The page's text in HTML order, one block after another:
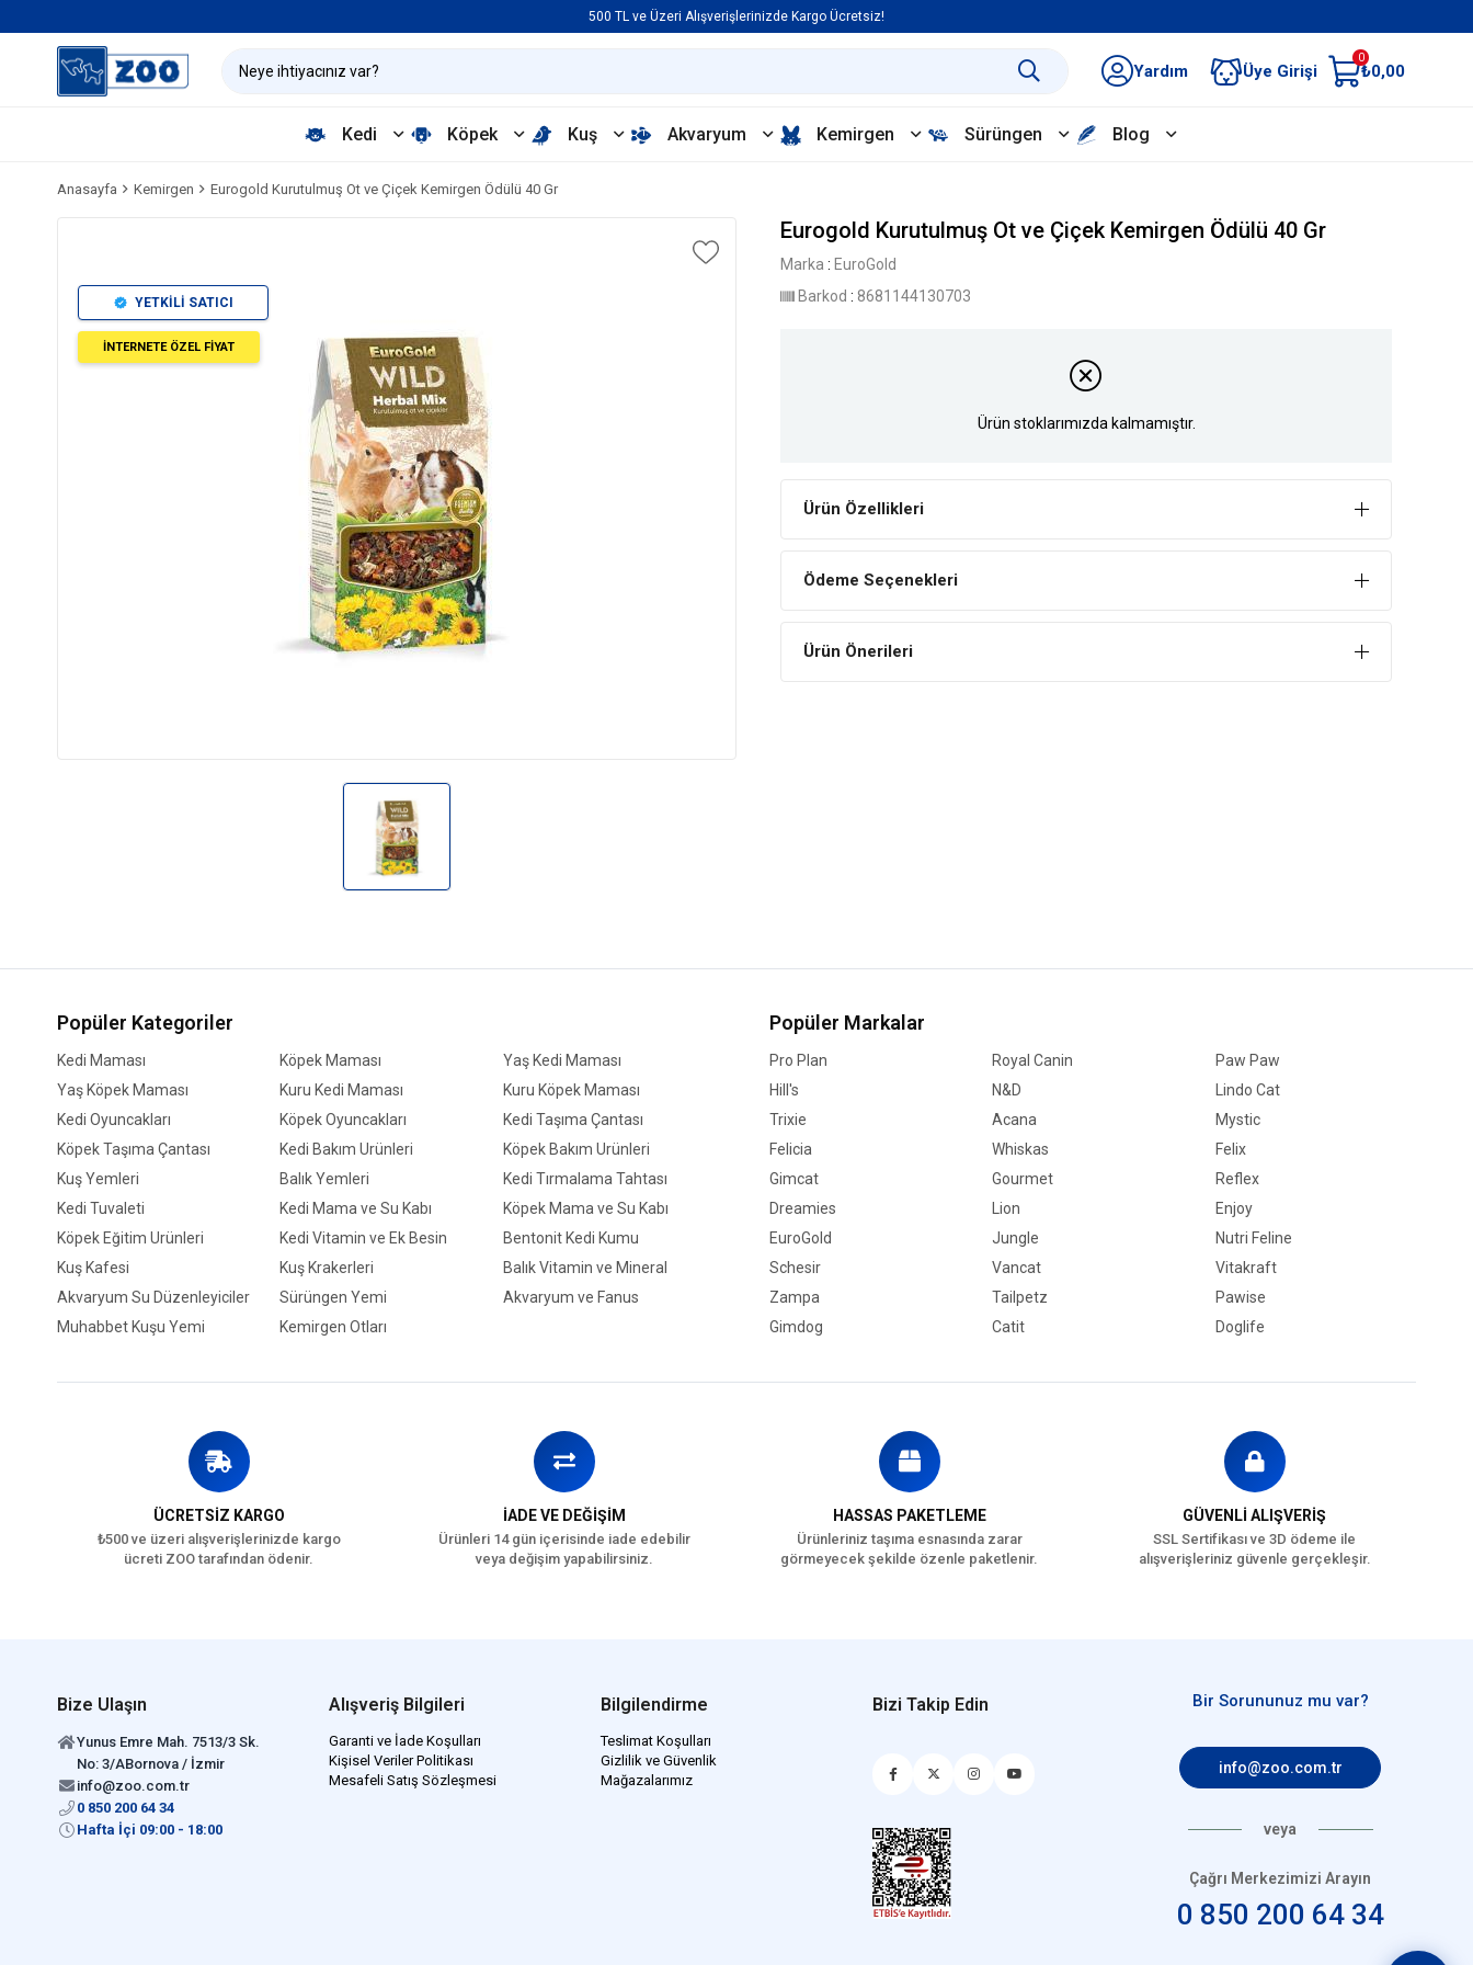
500 TL ve Üzeri Alışverişlerinizde Kargo Ücretsiz!
Yardım Üye Girişi
0
₺0,00
Kedi Köpek Kuş Akvaryum Kemirgen Sürüngen Blog
Anasayfa Kemirgen Eurogold Kurutulmuş Ot ve Çiçek Kemirgen Ödülü 40 Gr
YETKİLİ SATICI
İNTERNETE ÖZEL FİYAT
Eurogold Kurutulmuş Ot ve Çiçek Kemirgen Ödülü 40 Gr
Marka : EuroGold
Barkod : 8681144130703
Ürün stoklarımızda kalmamıştır.
Ürün Özellikleri
Ödeme Seçenekleri
Ürün Önerileri
Popüler Kategoriler
Kedi Maması Köpek Maması
Yaş Kedi Maması
Yaş Köpek Maması
Kuru Kedi Maması
Kuru Köpek Maması
Kedi Oyuncakları
Köpek Oyuncakları
Kedi Taşıma Çantası
Köpek Taşıma Çantası
Kedi Bakım Ürünleri
Köpek Bakım Ürünleri
Kuş Yemleri
Balık Yemleri
Kedi Tırmalama Tahtası
Kedi Tuvaleti
Kedi Mama ve Su Kabı
Köpek Mama ve Su Kabı
Köpek Eğitim Ürünleri
Kedi Vitamin ve Ek Besin
Bentonit Kedi Kumu
Kuş Kafesi
Kuş Krakerleri
Balık Vitamin ve Mineral
Akvaryum Su Düzenleyiciler
Sürüngen Yemi
Akvaryum ve Fanus
Muhabbet Kuşu Yemi
Kemirgen Otları
Popüler Markalar
Pro Plan Royal Canin
Paw Paw
Hill's
N&D
Lindo Cat
Trixie
Acana
Mystic
Felicia
Whiskas
Felix
Gimcat
Gourmet
Reflex
Dreamies
Lion
Enjoy
EuroGold
Jungle
Nutri Feline
Schesir
Vancat
Vitakraft
Zampa
Tailpetz
Pawise
Gimdog
Catit Doglife
ÜCRETSİZ KARGO
₺500 ve üzeri alışverişlerinizde kargo
ücreti ZOO tarafından ödenir.
İADE VE DEĞİŞİM
Ürünleri 14 gün içerisinde iade edebilir
veya değişim yapabilirsiniz.
HASSAS PAKETLEME
Ürünleriniz taşıma esnasında zarar
görmeyecek şekilde özenle paketlenir.
GÜVENLİ ALIŞVERİŞ
SSL Sertifikası ve 3D ödeme ile
alışverişleriniz güvenle gerçekleşir.
Bize Ulaşın
Yunus Emre Mah. 7513/3 Sk.
No: 3/ABornova / İzmir
info@zoo.com.tr
0 850 200 64 34
Hafta İçi 09:00 - 18:00
Alışveriş Bilgileri
Garanti ve İade Koşulları
Kişisel Veriler Politikası
Mesafeli Satış Sözleşmesi
Bilgilendirme
Teslimat Koşulları
Gizlilik ve Güvenlik
Mağazalarımız
Bizi Takip Edin Bir Sorununuz mu var?
info@zoo.com.tr
veya
Çağrı Merkezimizi Arayın
0 850 200 64 34